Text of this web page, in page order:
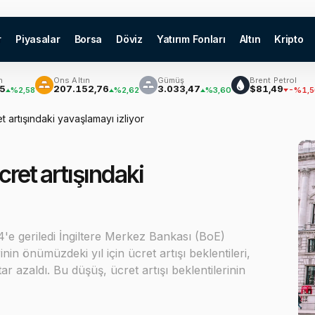
Piyasalar Borsa Döviz Yatırım Fonları Altın Kripto
Ons Altın
207.152,76 %2,62
Gümüş
3.033,47 %3,60
Brent Petrol
$81,49 -%1,56 ₿
yavaşlamayı izliyor
artışındaki
geriledi İngiltere Merkez Bankası (BoE)
önümüzdeki yıl için ücret artışı beklentileri,
azaldı. Bu düşüş, ücret artışı beklentilerinin